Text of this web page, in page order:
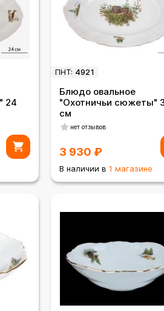
24
ПНТ: 4921
Блюдо овальное
"Охотничьи сюжеты"
см
нет отзывов
3 930 ₽
В наличии в 1 магазине